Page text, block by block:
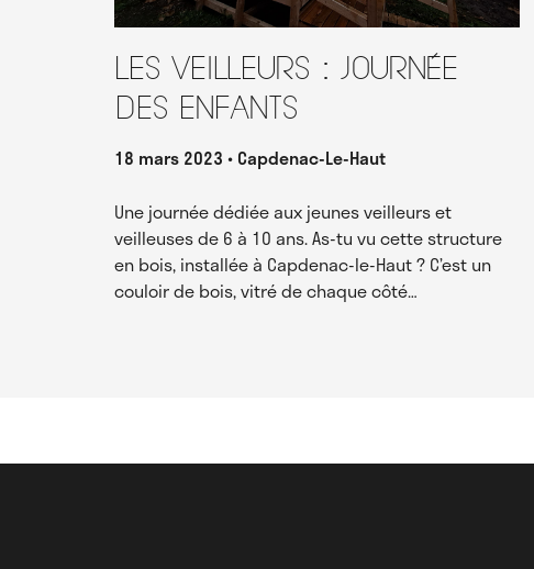
Les Veilleurs : journée
des enfants
18 mars 2023 Capdenac-Le-Haut
Une journée dédiée aux jeunes veilleurs et
veilleuses de 6 à 10 ans. As-tu vu cette structure
en bois, installée à Capdenac-le-Haut ? C’est un
couloir de bois, vitré de chaque côté…